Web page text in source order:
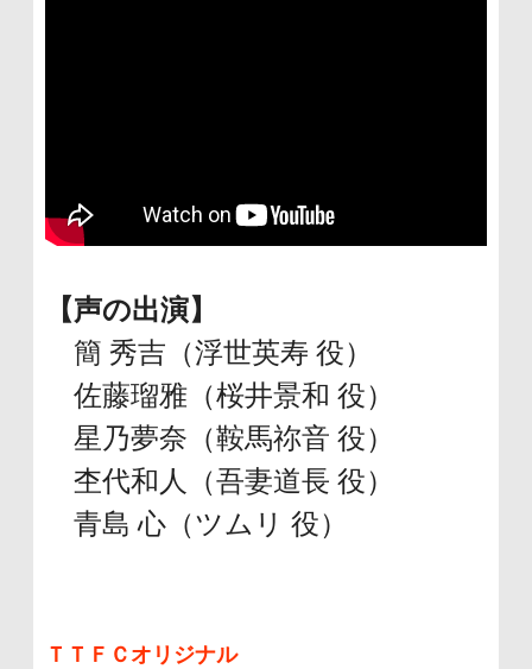
【声の出演】
簡 秀吉（浮世英寿 役）
佐藤瑠雅（桜井景和 役）
星乃夢奈（鞍馬祢音 役）
杢代和人（吾妻道長 役）
青島 心（ツムリ 役）
ＴＴＦＣオリジナル